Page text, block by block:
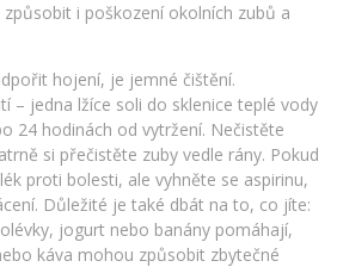
i poškození okolních zubů a
hojení, je jemné čištění.
– jedna lžíce soli do sklenice teplé vody
24 hodinách od vytržení. Nečistěte
si přečistěte zuby vedle rány. Pokud
proti bolesti, ale vyhněte se aspirinu,
Důležité je také dbát na to, co jíte:
jogurt nebo banány pomáhají,
káva mohou způsobit zbytečné